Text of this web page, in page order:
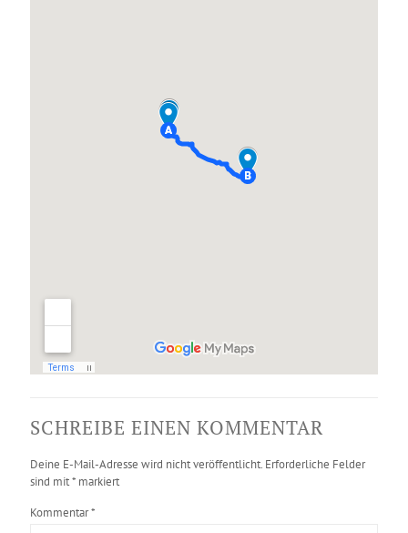
SCHREIBE EINEN KOMMENTAR
Deine E-Mail-Adresse wird nicht veröffentlicht. Erforderliche Felder
sind mit* markiert
Kommentar*